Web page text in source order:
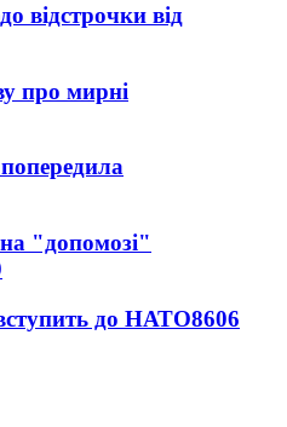
відстрочки від
про мирні
"допомозі"
до НАТО8606